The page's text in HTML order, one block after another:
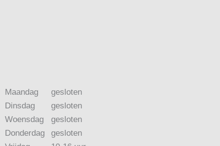
Maandag
Dinsdag
Woensdag
Donderdag
gesloten
gesloten
gesloten
gesloten